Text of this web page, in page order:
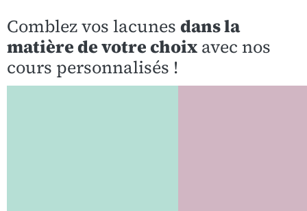
Comblez vos lacunes dans la
matière de votre choix avec nos
cours personnalisés !